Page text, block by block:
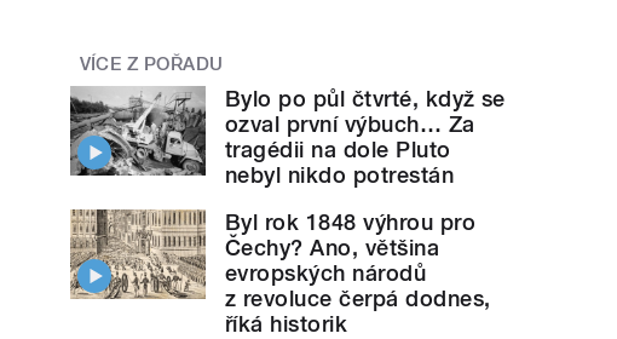
VÍCE Z POŘADU
Bylo po půl čtvrté, když se
ozval první výbuch… Za
tragédii na dole Pluto
nebyl nikdo potrestán
Byl rok 1848 výhrou pro
Čechy? Ano, většina
evropských národů
z revoluce čerpá dodnes,
říká historik